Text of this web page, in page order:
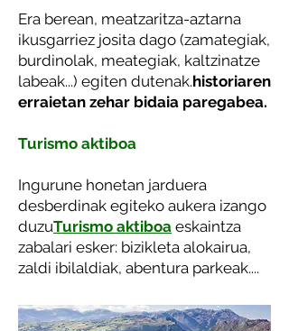
Era berean, meatzaritza-aztarna
ikusgarriez josita dago (zamategiak,
burdinolak, meategiak, kaltzinatze
labeak...) egiten dutenak.historiaren
erraietan zehar bidaia paregabea.
Turismo aktiboa
Ingurune honetan jarduera
desberdinak egiteko aukera izango
duzuTurismo aktiboa eskaintza
zabalari esker: bizikleta alokairua,
zaldi ibilaldiak, abentura parkeak....